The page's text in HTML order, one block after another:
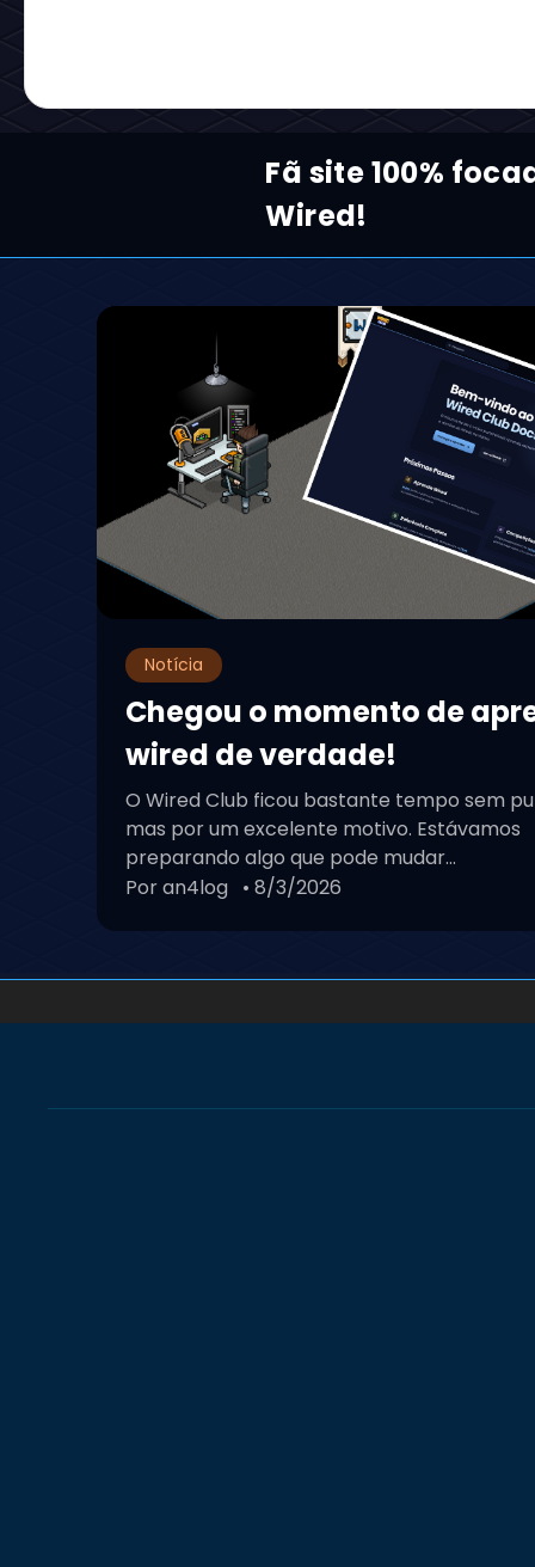
Fã site 100%
Wired!
Notícia
Chegou o momento de
wired de verdade!
O Wired Club ficou bastante tempo sem
mas por um excelente motivo. Estávamos
preparando algo que pode mudar...
Por an4log • 8/3/2026